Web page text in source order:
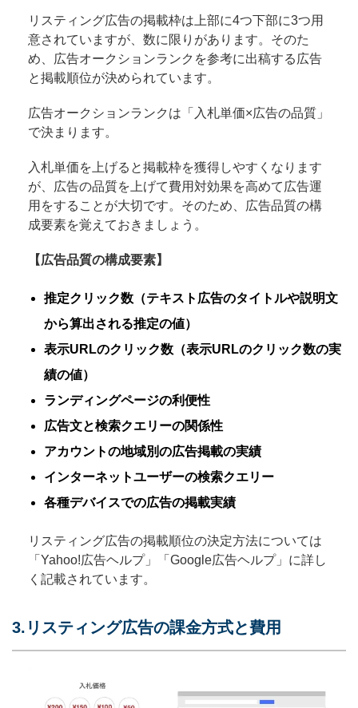
リスティング広告の掲載枠は上部に4つ下部に3つ用
意されていますが、数に限りがあります。そのた
め、広告オークションランクを参考に出稿する広告
と掲載順位が決められています。
広告オークションランクは「入札単価×広告の品質」
で決まります。
入札単価を上げると掲載枠を獲得しやすくなります
が、広告の品質を上げて費用対効果を高めて広告運
用をすることが大切です。そのため、広告品質の構
成要素を覚えておきましょう。
【広告品質の構成要素】
推定クリック数（テキスト広告のタイトルや説明文
から算出される推定の値）
表示URLのクリック数（表示URLのクリック数の実
績の値）
ランディングページの利便性
広告文と検索クエリーの関係性
アカウントの地域別の広告掲載の実績
インターネットユーザーの検索クエリー
各種デバイスでの広告の掲載実績
リスティング広告の掲載順位の決定方法については
「Yahoo!広告ヘルプ」「Google広告ヘルプ」に詳し
く記載されています。
3.リスティング広告の課金方式と費用